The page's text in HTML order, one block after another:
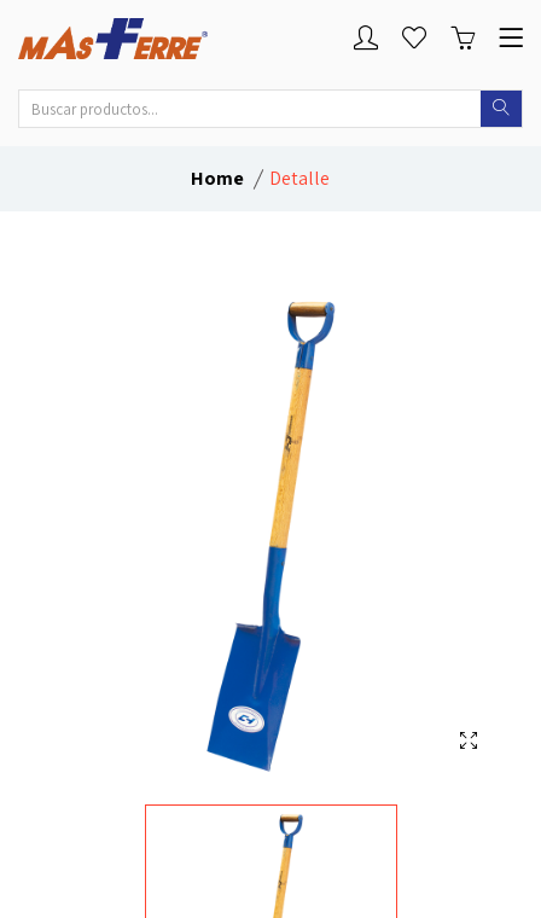
Home Detalle